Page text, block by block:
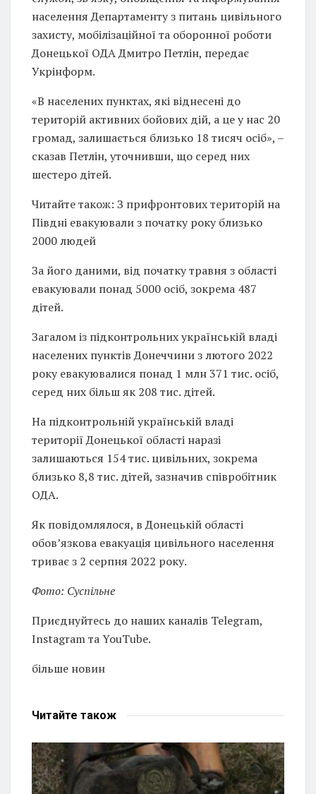
населення Департаменту з питань цивільного
захисту, мобілізаційної та оборонної роботи
Донецької ОДА Дмитро Петлін, передає
Укрінформ.
«В населених пунктах, які віднесені до
територій активних бойових дій, а це у нас 20
громад, залишається близько 18 тисяч осіб», –
сказав Петлін, уточнивши, що серед них
шестеро дітей.
Читайте також: З прифронтових територій на
Півдні евакуювали з початку року близько
2000 людей
За його даними, від початку травня з області
евакуювали понад 5000 осіб, зокрема 487
дітей.
Загалом із підконтрольних українській владі
населених пунктів Донеччини з лютого 2022
року евакуювалися понад 1 млн 371 тис. осіб,
серед них більш як 208 тис. дітей.
На підконтрольній українській владі
території Донецької області наразі
залишаються 154 тис. цивільних, зокрема
близько 8,8 тис. дітей, зазначив співробітник
ОДА.
Як повідомлялося, в Донецькій області
обов’язкова евакуація цивільного населення
триває з 2 серпня 2022 року.
Фото: Суспільне
Приєднуйтесь до наших каналів Telegram,
Instagram та YouTube.
більше новин
Читайте також